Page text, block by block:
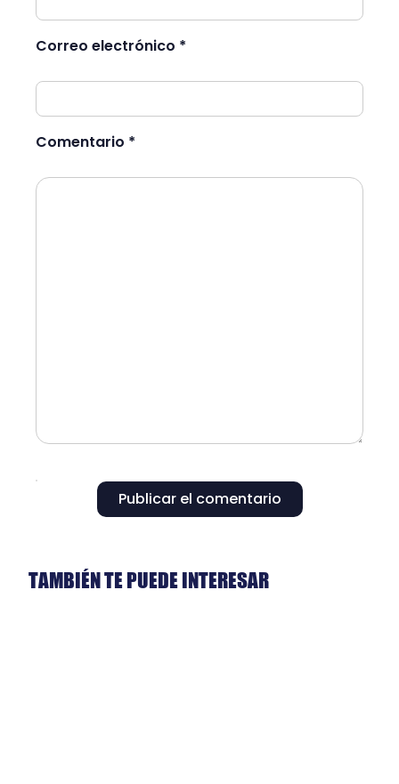
Correo electrónico *
Comentario *
Publicar el comentario
TAMBIÉN TE PUEDE INTERESAR